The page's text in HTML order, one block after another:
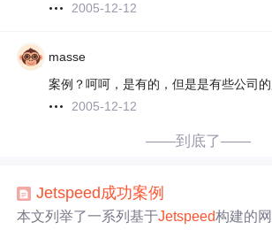
2005-12-12
masse
案例？呵呵，是有的，但是是有些公司
2005-12-12
——到底了——
Jetspeed成功案例
本文列举了一系列基于Jetspeed构建的